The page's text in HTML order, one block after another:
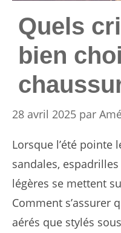
Quels
bien
28 avril 2025 par
Lorsque l’été pointe
sandales,
légères se mettent
Comment s’assurer
aérés que stylés